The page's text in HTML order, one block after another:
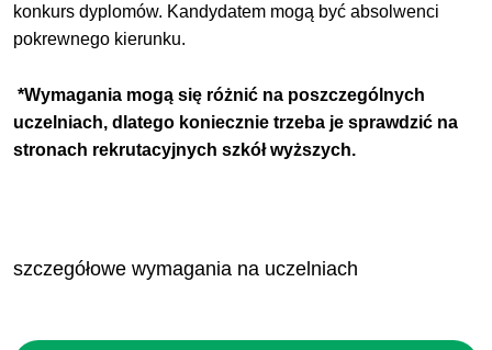
konkurs dyplomów. Kandydatem mogą być absolwenci
pokrewnego kierunku.
*Wymagania mogą się różnić na poszczególnych
uczelniach, dlatego koniecznie trzeba je sprawdzić na
stronach rekrutacyjnych szkół wyższych.
szczegółowe wymagania na uczelniach